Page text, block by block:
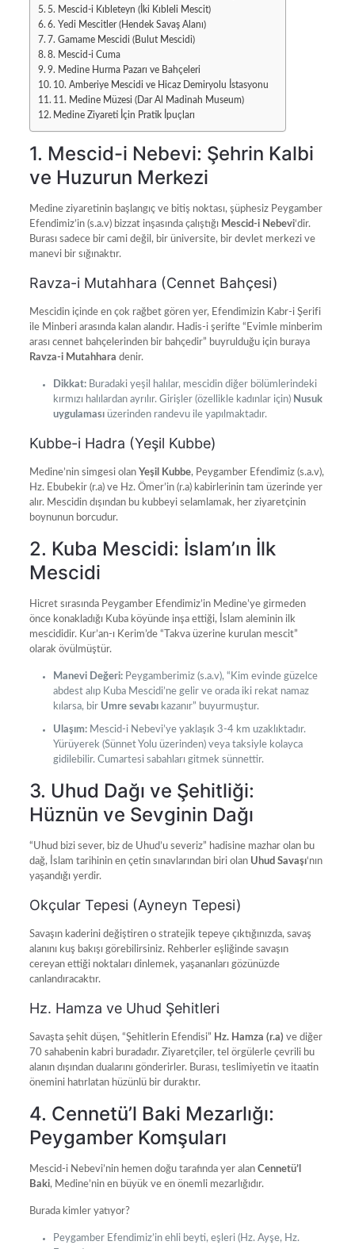
5. Mescid-i Kıbleteyn (İki Kıbleli Mescit)
6. Yedi Mescitler (Hendek Savaş Alanı)
7. Gamame Mescidi (Bulut Mescidi)
8. Mescid-i Cuma
9. Medine Hurma Pazarı ve Bahçeleri
10. Amberiye Mescidi ve Hicaz Demiryolu İstasyonu
11. Medine Müzesi (Dar Al Madinah Museum)
Medine Ziyareti İçin Pratik İpuçları
1. Mescid-i Nebevi: Şehrin Kalbi
ve Huzurun Merkezi
Medine ziyaretinin başlangıç ve bitiş noktası, şüphesiz Peygamber
Efendimiz’in (s.a.v) bizzat inşasında çalıştığı Mescid-i Nebevi‘dir.
Burası sadece bir cami değil, bir üniversite, bir devlet merkezi ve
manevi bir sığınaktır.
Ravza-i Mutahhara (Cennet Bahçesi)
Mescidin içinde en çok rağbet gören yer, Efendimizin Kabr-i Şerifi
ile Minberi arasında kalan alandır. Hadis-i şerifte “Evimle minberim
arası cennet bahçelerinden bir bahçedir” buyrulduğu için buraya
Ravza-i Mutahhara denir.
Dikkat:Buradaki yeşil halılar, mescidin diğer bölümlerindeki
kırmızı halılardan ayrılır. Girişler (özellikle kadınlar için) Nusuk
uygulamasıüzerinden randevu ile yapılmaktadır.
Kubbe-i Hadra (Yeşil Kubbe)
Medine’nin simgesi olan Yeşil Kubbe, Peygamber Efendimiz (s.a.v),
Hz. Ebubekir (r.a) ve Hz. Ömer’in (r.a) kabirlerinin tam üzerinde yer
alır. Mescidin dışından bu kubbeyi selamlamak, her ziyaretçinin
boynunun borcudur.
2. Kuba Mescidi: İslam’ın İlk
Mescidi
Hicret sırasında Peygamber Efendimiz’in Medine’ye girmeden
önce konakladığı Kuba köyünde inşa ettiği, İslam aleminin ilk
mescididir. Kur’an-ı Kerim’de “Takva üzerine kurulan mescit”
olarak övülmüştür.
Manevi Değeri:Peygamberimiz (s.a.v), “Kim evinde güzelce
abdest alıp Kuba Mescidi’ne gelir ve orada iki rekat namaz
kılarsa, bir Umre sevabıkazanır” buyurmuştur.
Ulaşım:Mescid-i Nebevi’ye yaklaşık 3-4 km uzaklıktadır.
Yürüyerek (Sünnet Yolu üzerinden) veya taksiyle kolayca
gidilebilir. Cumartesi sabahları gitmek sünnettir.
3. Uhud Dağı ve Şehitliği:
Hüznün ve Sevginin Dağı
“Uhud bizi sever, biz de Uhud’u severiz” hadisine mazhar olan bu
dağ, İslam tarihinin en çetin sınavlarından biri olan Uhud Savaşı‘nın
yaşandığı yerdir.
Okçular Tepesi (Ayneyn Tepesi)
Savaşın kaderini değiştiren o stratejik tepeye çıktığınızda, savaş
alanını kuş bakışı görebilirsiniz. Rehberler eşliğinde savaşın
cereyan ettiği noktaları dinlemek, yaşananları gözünüzde
canlandıracaktır.
Hz. Hamza ve Uhud Şehitleri
Savaşta şehit düşen, “Şehitlerin Efendisi” Hz. Hamza (r.a) ve diğer
70 sahabenin kabri buradadır. Ziyaretçiler, tel örgülerle çevrili bu
alanın dışından dualarını gönderirler. Burası, teslimiyetin ve itaatin
önemini hatırlatan hüzünlü bir duraktır.
4. Cennetü’l Baki Mezarlığı:
Peygamber Komşuları
Mescid-i Nebevi’nin hemen doğu tarafında yer alan Cennetü’l
Baki, Medine’nin en büyük ve en önemli mezarlığıdır.
Burada kimler yatıyor?
Peygamber Efendimiz’in ehli beyti, eşleri (Hz. Ayşe, Hz.